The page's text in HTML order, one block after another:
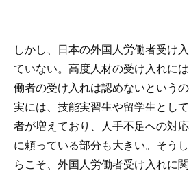
しかし、日本の外国人労働者受け
ていない。高度人材の受け入れに
働者の受け入れは認めないという
実には、技能実習生や留学生とし
者が増えており、人手不足への対
に頼っている部分も大きい。そう
らこそ、外国人労働者受け入れに